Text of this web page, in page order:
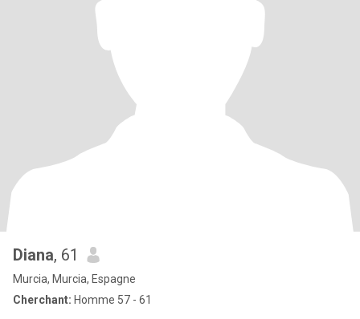
Diana, 61
Murcia, Murcia, Espagne
Cherchant: Homme 57 - 61